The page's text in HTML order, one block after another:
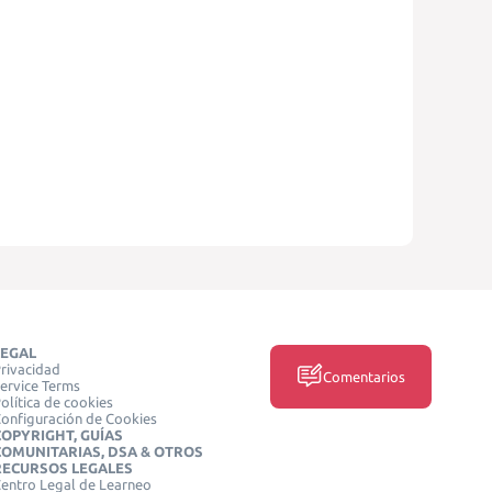
Terms
de cookies
de Cookies
GUÍAS
DSA & OTROS
LEGALES
Legal de Learneo
Comentarios